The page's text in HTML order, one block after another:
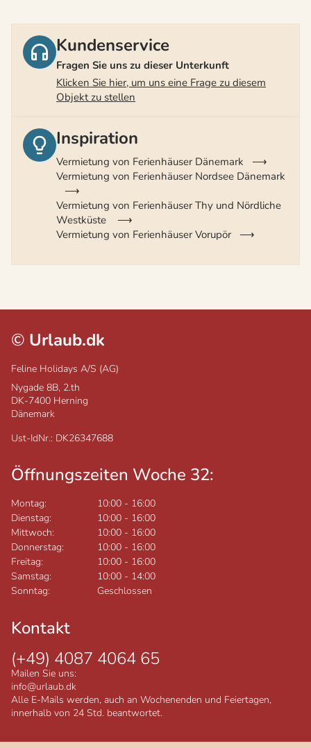
Kundenservice
Fragen Sie uns zu dieser Unterkunft
Klicken Sie hier, um uns eine Frage zu diesem
Objekt zu stellen
Inspiration
Vermietung von Ferienhäuser Dänemark
Vermietung von Ferienhäuser Nordsee Dänemark
Vermietung von Ferienhäuser Thy und Nördliche
Westküste
Vermietung von Ferienhäuser Vorupör
© Urlaub.dk
Feline Holidays A/S (AG)
Nygade 8B, 2.th
DK-7400 Herning
Dänemark
Ust-IdNr.: DK26347688
Öffnungszeiten Woche 32:
Montag: 10:00 - 16:00
Dienstag:
10:00 - 16:00
Mittwoch:
10:00 - 16:00
Donnerstag:
10:00 - 16:00
Freitag:
10:00 - 16:00
Samstag:
10:00 - 14:00
Sonntag:
Geschlossen
Kontakt
(+49) 4087 4064 65
Mailen Sie uns:
info@urlaub.dk
Alle E-Mails werden, auch an Wochenenden und Feiertagen,
innerhalb von 24 Std. beantwortet.